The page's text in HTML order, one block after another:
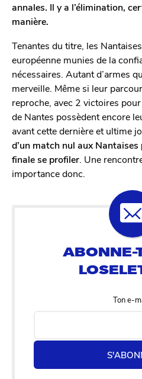
annales. Il y a l’élimination,
manière.
Tenantes du titre, les
européenne munies de la
nécessaires. Autant d’armes
merveille. Même si leur
reproche, avec 2 victoires
de Nantes possèdent encore
avant cette dernière et ultime
d’un match nul aux
finale se profiler . Une
importance donc.
Ton e-